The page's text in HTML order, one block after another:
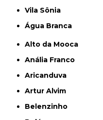
Vila Sônia
Água Branca
Alto da Mooca
Anália Franco
Aricanduva
Artur Alvim
Belenzinho